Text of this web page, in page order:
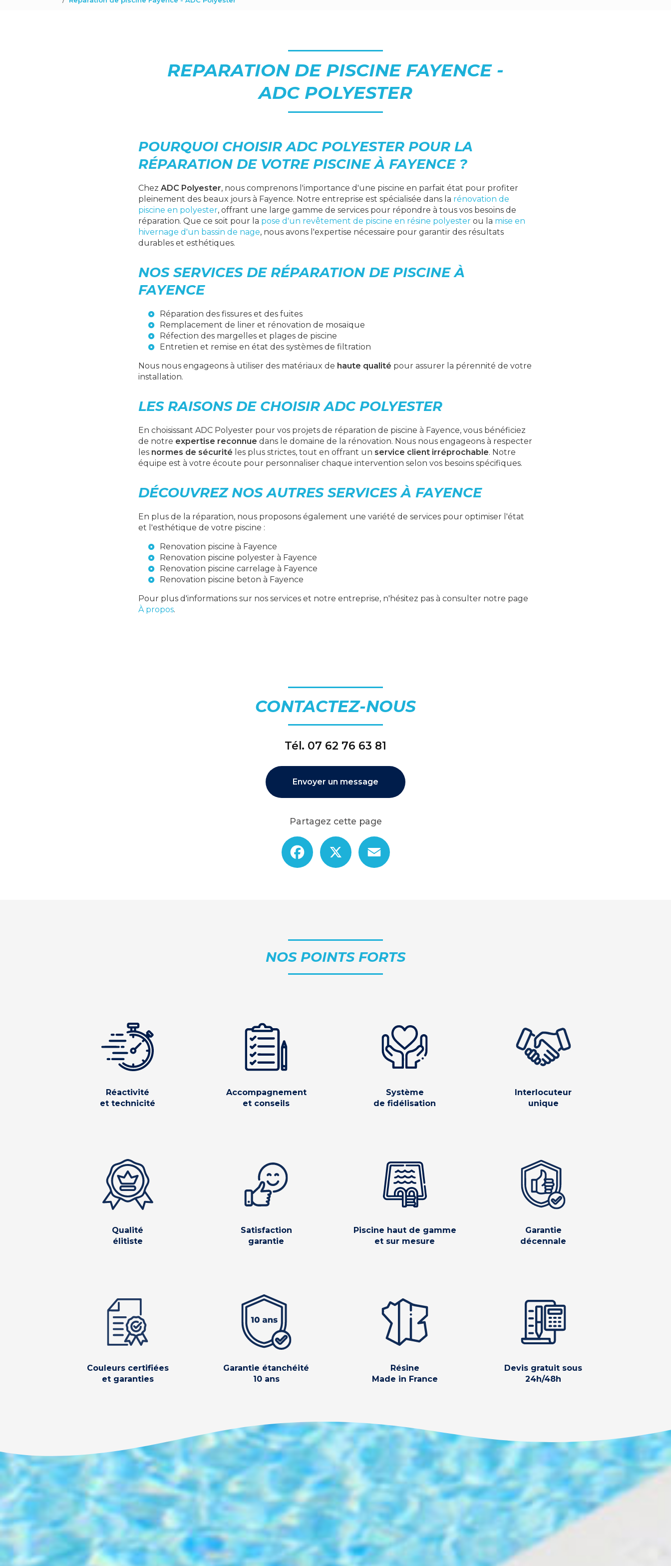
REPARATION DE PISCINE FAYENCE -
ADC POLYESTER
POURQUOI CHOISIR ADC POLYESTER POUR LA
RÉPARATION DE VOTRE PISCINE À FAYENCE ?
Chez ADC Polyester, nous comprenons l'importance d'une piscine en parfait état pour profiter
pleinement des beaux jours à Fayence. Notre entreprise est spécialisée dans la rénovation de
piscine en polyester, offrant une large gamme de services pour répondre à tous vos besoins de
réparation. Que ce soit pour la pose d'un revêtement de piscine en résine polyester ou la mise en
hivernage d'un bassin de nage, nous avons l'expertise nécessaire pour garantir des résultats
durables et esthétiques.
NOS SERVICES DE RÉPARATION DE PISCINE À
FAYENCE
Réparation des fissures et des fuites
Remplacement de liner et rénovation de mosaïque
Réfection des margelles et plages de piscine
Entretien et remise en état des systèmes de filtration
Nous nous engageons à utiliser des matériaux de haute qualité pour assurer la pérennité de votre
installation.
LES RAISONS DE CHOISIR ADC POLYESTER
En choisissant ADC Polyester pour vos projets de réparation de piscine à Fayence, vous bénéficiez
de notre expertise reconnue dans le domaine de la rénovation. Nous nous engageons à respecter
les normes de sécurité les plus strictes, tout en offrant un service client irréprochable. Notre
équipe est à votre écoute pour personnaliser chaque intervention selon vos besoins spécifiques.
DÉCOUVREZ NOS AUTRES SERVICES À FAYENCE
En plus de la réparation, nous proposons également une variété de services pour optimiser l'état
et l'esthétique de votre piscine :
Renovation piscine à Fayence
Renovation piscine polyester à Fayence
Renovation piscine carrelage à Fayence
Renovation piscine beton à Fayence
Pour plus d'informations sur nos services et notre entreprise, n'hésitez pas à consulter notre page
À propos.
CONTACTEZ-NOUS
Tél. 07 62 76 63 81
Envoyer un message
Partagez cette page
Facebook
NOS POINTS FORTS
Réactivité
et technicité
Accompagnement
et conseils
Système
de fidélisation
Interlocuteur
unique
Qualité
élitiste
Satisfaction
garantie
Piscine haut de gamme
et sur mesure
Garantie
décennale
Couleurs certifiées
et garanties
Garantie étanchéité
10 ans
Résine
Made in France
Devis gratuit sous
24h/48h